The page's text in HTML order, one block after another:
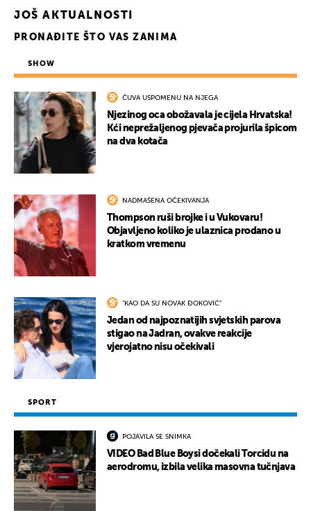
JOŠ AKTUALNOSTI
PRONAĐITE ŠTO VAS ZANIMA
SHOW
ČUVA USPOMENU NA NJEGA
Njezinog oca obožavala je cijela Hrvatska!
Kći neprežaljenog pjevača projurila špicom
na dva kotača
NADMAŠENA OČEKIVANJA
Thompson ruši brojke i u Vukovaru!
Objavljeno koliko je ulaznica prodano u
kratkom vremenu
"KAO DA SU NOVAK ĐOKOVIĆ"
Jedan od najpoznatijih svjetskih parova
stigao na Jadran, ovakve reakcije
vjerojatno nisu očekivali
SPORT
POJAVILA SE SNIMKA
VIDEO Bad Blue Boysi dočekali Torcidu na
aerodromu, izbila velika masovna tučnjava